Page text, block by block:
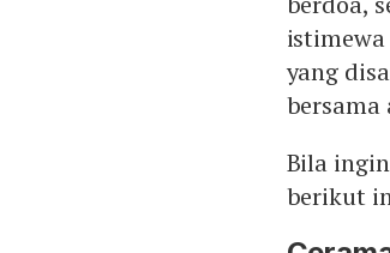
yang
Bila
berikut